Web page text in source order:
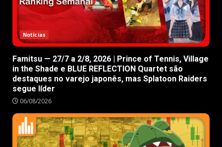
Notícias
Famitsu — 27/7 a 2/8, 2026 | Prince of Tennis, Village
in the Shade e BLUE REFLECTION Quartet são
destaques no varejo japonês, mas Splatoon Raiders
segue líder
06/08/2026